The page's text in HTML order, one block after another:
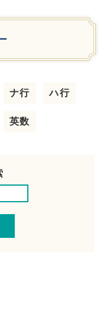
ナ行 ハ行
英数